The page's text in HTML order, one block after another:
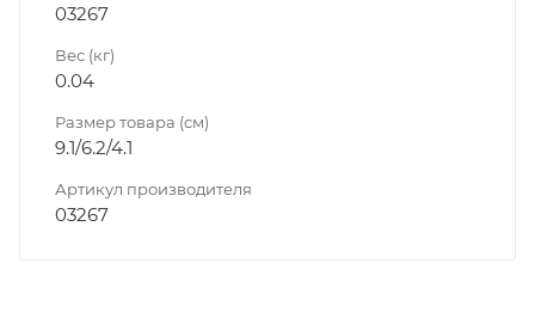
03267
Вес (кг)
0.04
Размер товара (см)
9.1/6.2/4.1
Артикул производителя
03267